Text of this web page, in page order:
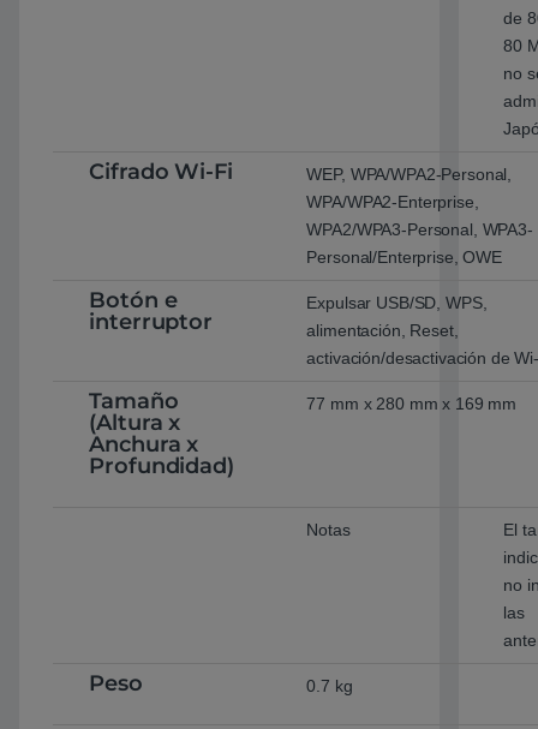
de
80
no
Cifrado Wi-Fi
WEP, WPA/WPA2-Personal,
WPA/WPA2-Enterprise,
WPA2/WPA3-Personal, WPA3-
Personal/Enterprise, OWE
Botón e
interruptor
Expulsar USB/SD, WPS,
alimentación, Reset,
activación/desactivación de
Tamaño
(Altura x
Anchura x
Profundidad)
77 mm x 280 mm x 169 mm
Notas
El
no
las
Peso 0.7 kg